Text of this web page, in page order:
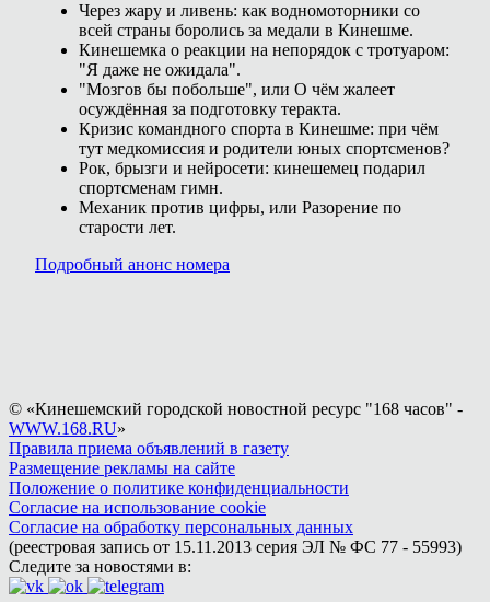
Через жару и ливень: как водномоторники со
всей страны боролись за медали в Кинешме.
Кинешемка о реакции на непорядок с тротуаром:
"Я даже не ожидала".
"Мозгов бы побольше", или О чём жалеет
осуждённая за подготовку теракта.
Кризис командного спорта в Кинешме: при чём
тут медкомиссия и родители юных спортсменов?
Рок, брызги и нейросети: кинешемец подарил
спортсменам гимн.
Механик против цифры, или Разорение по
старости лет.
Подробный анонс номера
© «Кинешемский городской новостной ресурс "168 часов" -
WWW.168.RU»
Правила приема объявлений в газету
Размещение рекламы на сайте
Положение о политике конфиденциальности
Согласие на использование cookie
Согласие на обработку персональных данных
(реестровая запись от 15.11.2013 серия ЭЛ № ФС 77 - 55993)
Следите за новостями в: